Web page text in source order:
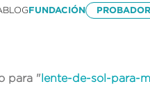
BLOGFUNDACIÓN
para " lente-de-sol-para-